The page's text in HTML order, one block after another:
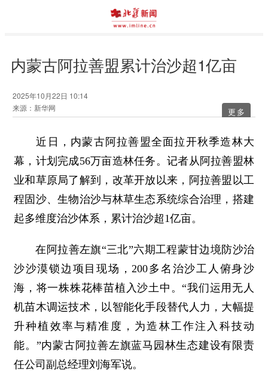
内蒙古阿拉善盟累计治沙超1亿亩
2025年10月22日 10:14
来源：新华网
更多
近日，内蒙古阿拉善盟全面拉开秋季造林大
幕，计划完成56万亩造林任务。记者从阿拉善盟林
业和草原局了解到，改革开放以来，阿拉善盟以工
程固沙、生物治沙与林草生态系统综合治理，搭建
起多维度治沙体系，累计治沙超1亿亩。
在阿拉善左旗“三北”六期工程蒙甘边境防沙治
沙沙漠锁边项目现场，200多名治沙工人俯身沙
海，将一株株花棒苗植入沙土中。“我们运用无人
机苗木调运技术，以智能化手段替代人力，大幅提
升种植效率与精准度，为造林工作注入科技动
能。”内蒙古阿拉善左旗蓝马园林生态建设有限责
任公司副总经理刘海军说。